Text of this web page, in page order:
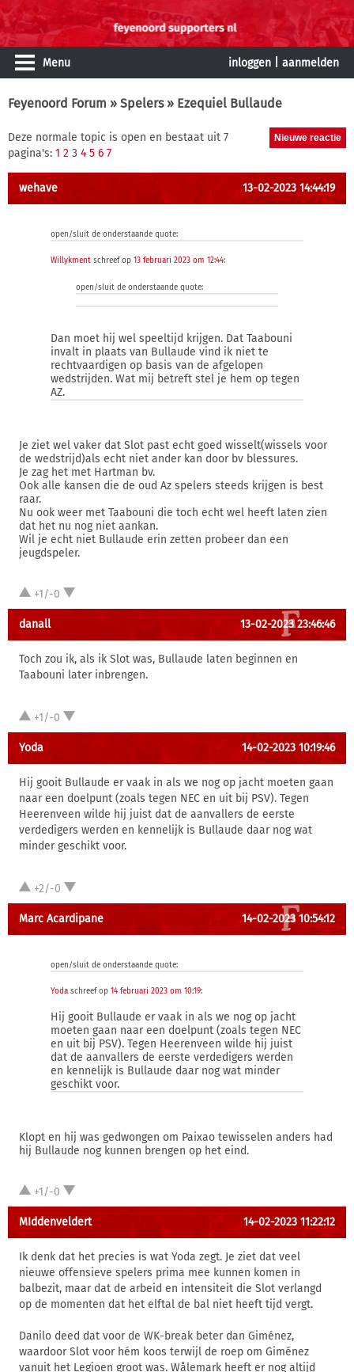
Menu inloggen aanmelden
Feyenoord Forum » Spelers» Ezequiel Bullaude
Deze normale topic is open en bestaat uit 7
pagina's: 1 2 3 4 5 6 7
wehave 13-02-2023 14:44:19
open/sluit de onderstaande quote:
Willykment schreef op 13 februari 2023 om 12:44:
open/sluit de onderstaande quote:
Dan moet hij wel speeltijd krijgen. Dat Taabouni
invalt in plaats van Bullaude vind ik niet te
rechtvaardigen op basis van de afgelopen
wedstrijden. Wat mij betreft stel je hem op tegen
AZ.
Je ziet wel vaker dat Slot past echt goed wisselt(wissels voor
de wedstrijd)als echt niet ander kan door bv blessures.
Je zag het met Hartman bv.
Ook alle kansen die de oud Az spelers steeds krijgen is best
raar.
Nu ook weer met Taabouni die toch echt wel heeft laten zien
dat het nu nog niet aankan.
Wil je echt niet Bullaude erin zetten probeer dan een
jeugdspeler.
+1/-0
danall 13-02-2023 23:46:46
Toch zou ik, als ik Slot was, Bullaude laten beginnen en
Taabouni later inbrengen.
+1/-0
Yoda 14-02-2023 10:19:46
Hij gooit Bullaude er vaak in als we nog op jacht moeten gaan
naar een doelpunt (zoals tegen NEC en uit bij PSV). Tegen
Heerenveen wilde hij juist dat de aanvallers de eerste
verdedigers werden en kennelijk is Bullaude daar nog wat
minder geschikt voor.
+2/-0
Marc Acardipane 14-02-2023 10:54:12
open/sluit de onderstaande quote:
Yoda schreef op 14 februari 2023 om 10:19:
Hij gooit Bullaude er vaak in als we nog op jacht
moeten gaan naar een doelpunt (zoals tegen NEC
en uit bij PSV). Tegen Heerenveen wilde hij juist
dat de aanvallers de eerste verdedigers werden
en kennelijk is Bullaude daar nog wat minder
geschikt voor.
Klopt en hij was gedwongen om Paixao tewisselen anders had
hij Bullaude nog kunnen brengen op het eind.
+1/-0
MIddenveldert 14-02-2023 11:22:12
Ik denk dat het precies is wat Yoda zegt. Je ziet dat veel
nieuwe offensieve spelers prima mee kunnen komen in
balbezit, maar dat de arbeid en intensiteit die Slot verlangd
op de momenten dat het elftal de bal niet heeft tijd vergt.
Danilo deed dat voor de WK-break beter dan Giménez,
waardoor Slot voor hém koos terwijl de roep om Giménez
vanuit het Legioen groot was. Wålemark heeft er nog altijd